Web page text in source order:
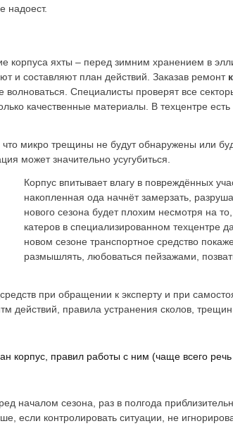
надоест.
корпуса яхты – перед зимним хранением в
и составляют план действий. Заказав ремонт
Специалисты проверят все
качественные материалы. В техцентре
что микро трещины не будут обнаружены или
может значительно усугубиться.
Корпус впитывает влагу в повреждённых
накопленная ода начнёт замерзать,
нового сезона будет плохим несмотря на
катеров в специализированном техцентре
новом сезоне транспортное средство
размышлять, любоваться пейзажами,
при обращении к эксперту и при
действий, правила устранения сколов,
корпус, правил работы с ним (чаще всего
началом сезона, раз в полгода
если контролировать ситуации, не